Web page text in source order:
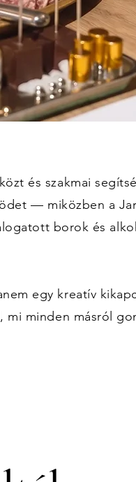
és szakmai
— miközben a
borok és
egy kreatív
mi minden másról